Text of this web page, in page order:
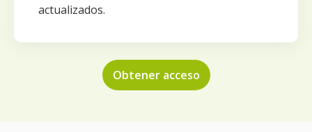
actualizados.
Obtener acceso